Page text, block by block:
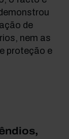
de
nem as
proteção e